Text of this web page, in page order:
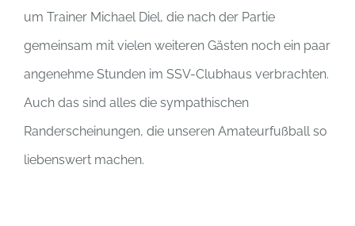
um Trainer Michael Diel, die nach der Partie
gemeinsam mit vielen weiteren Gästen noch ein paar
angenehme Stunden im SSV-Clubhaus verbrachten.
Auch das sind alles die sympathischen
Randerscheinungen, die unseren Amateurfußball so
liebenswert machen.